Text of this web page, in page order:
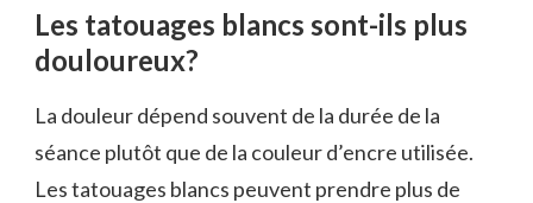
Les tatouages blancs sont-ils plus
douloureux?
La douleur dépend souvent de la durée de la
séance plutôt que de la couleur d’encre utilisée.
Les tatouages blancs peuvent prendre plus de